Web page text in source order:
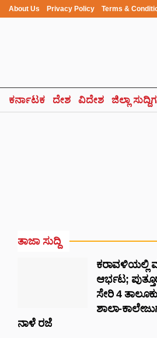
About Us Privacy Policy Terms &
ಕರ್ನಾಟಕ ದೇಶ ವಿದೇಶ ಜಿಲ್ಲಾ
ತಾಜಾ ಸುದ್ದಿ
ಕರಾವಳಿಯಲ್ಲಿ
ಆರ್ಭಟ;
ಸೇರಿ 4
ಶಾಲಾ-
ನಾಳೆ ರಜೆ